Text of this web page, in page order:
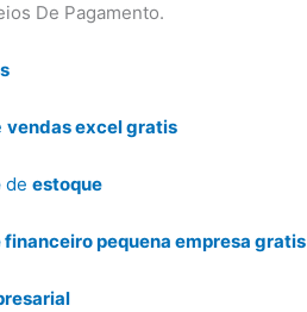
De Pagamento.
vendas excel gratis
de estoque
pequena empresa gratis